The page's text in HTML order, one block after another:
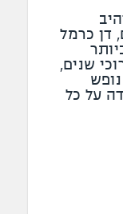
דן כרמל
שנים,
על כל